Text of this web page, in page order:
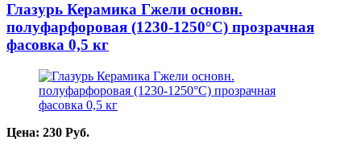
Глазурь Керамика Гжели основн.
полуфарфоровая (1230-1250°С) прозрачная
фасовка 0,5 кг
Цена: 230 Руб.